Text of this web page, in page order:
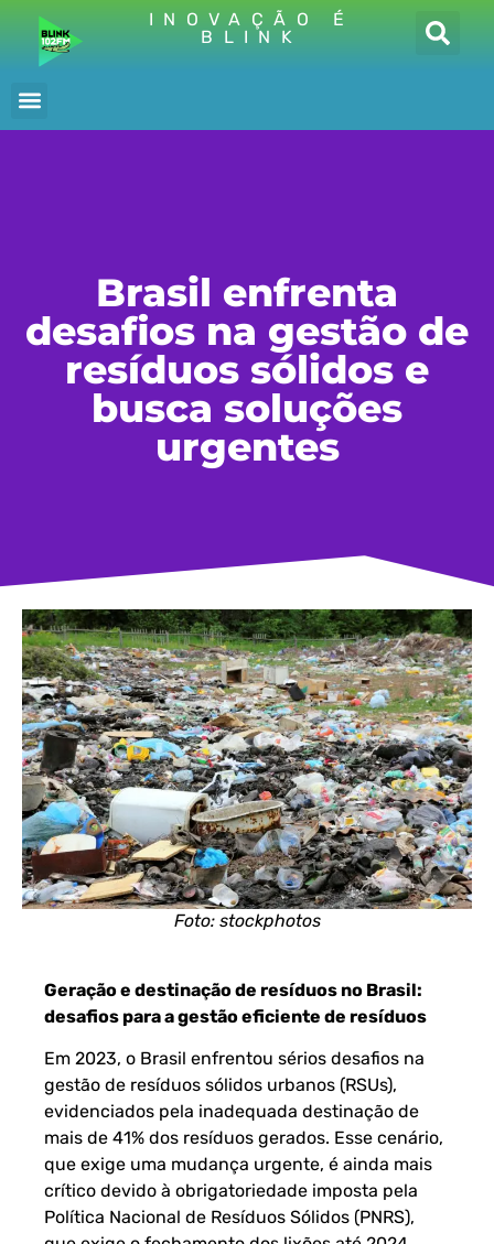
INOVAÇÃO É
BLINK
Brasil enfrenta
desafios na gestão de
resíduos sólidos e
busca soluções
urgentes
Foto: stockphotos
Geração e destinação de resíduos no Brasil:
desafios para a gestão eficiente de resíduos
Em 2023, o Brasil enfrentou sérios desafios na
gestão de resíduos sólidos urbanos (RSUs),
evidenciados pela inadequada destinação de
mais de 41% dos resíduos gerados. Esse cenário,
que exige uma mudança urgente, é ainda mais
crítico devido à obrigatoriedade imposta pela
Política Nacional de Resíduos Sólidos (PNRS),